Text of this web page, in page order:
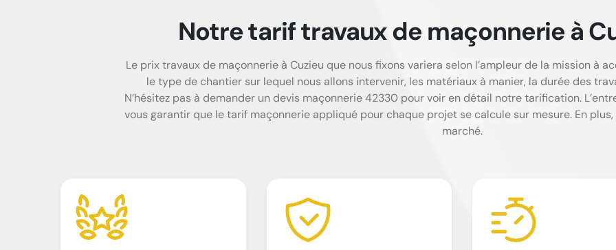
Notre tarif travaux de maçonnerie à
Le prix travaux de maçonnerie à Cuzieu que nous fixons variera selon l’ampleur de la mission à
le type de chantier sur lequel nous allons intervenir, les matériaux à manier, la durée des
N’hésitez pas à demander un devis maçonnerie 42330 pour voir en détail notre tarification.
vous garantir que le tarif maçonnerie appliqué pour chaque projet se calcule sur mesure. En
marché.